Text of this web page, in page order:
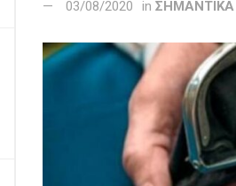
03/08/2020 in